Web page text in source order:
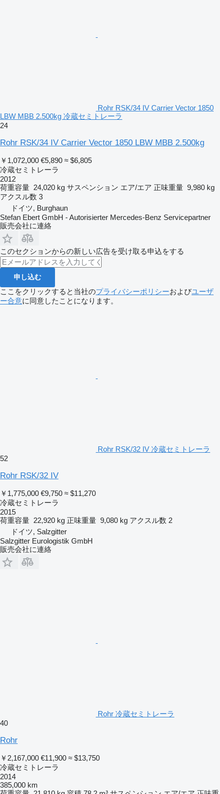
Rohr RSK/34 IV Carrier Vector 1850
LBW MBB 2.500kg 冷蔵セミトレーラ
24
Rohr RSK/34 IV Carrier Vector 1850 LBW MBB 2.500kg
￥1,072,000 €5,890 ≈ $6,805
冷蔵セミトレーラ
2012
荷重容量 24,020 kg サスペンション エア/エア 正味重量 9,980 kg
アクスル数 3
ドイツ, Burghaun
Stefan Ebert GmbH - Autorisierter Mercedes-Benz Servicepartner
販売会社に連絡
このセクションからの新しい広告を受け取る申込をする
申し込む
ここをクリックすると当社のプライバシーポリシーおよびユーザ
ー合意に同意したことになります。
Rohr RSK/32 IV 冷蔵セミトレーラ
52
Rohr RSK/32 IV
￥1,775,000 €9,750 ≈ $11,270
冷蔵セミトレーラ
2015
荷重容量 22,920 kg 正味重量 9,080 kg アクスル数 2
ドイツ, Salzgitter
Salzgitter Eurologistik GmbH
販売会社に連絡
Rohr 冷蔵セミトレーラ
40
Rohr
￥2,167,000 €11,900 ≈ $13,750
冷蔵セミトレーラ
2014
385,000 km